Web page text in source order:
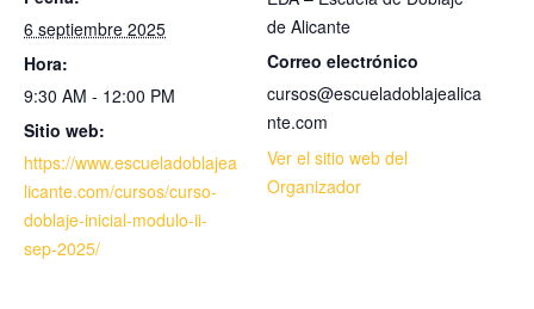
6 septiembre 2025
Hora:
9:30 AM - 12:00 PM
Sitio web:
https://www.escueladoblajea
licante.com/cursos/curso-
doblaje-inicial-modulo-ii-
sep-2025/
de Alicante
Correo electrónico
cursos@escueladoblajealica
nte.com
Ver el sitio web del
Organizador